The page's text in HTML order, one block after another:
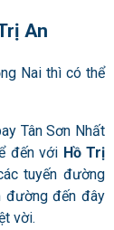
An
Nai thì có thể
Tân Sơn Nhất
đến với Hồ Trị
tuyến đường
đường đến đây
vời.